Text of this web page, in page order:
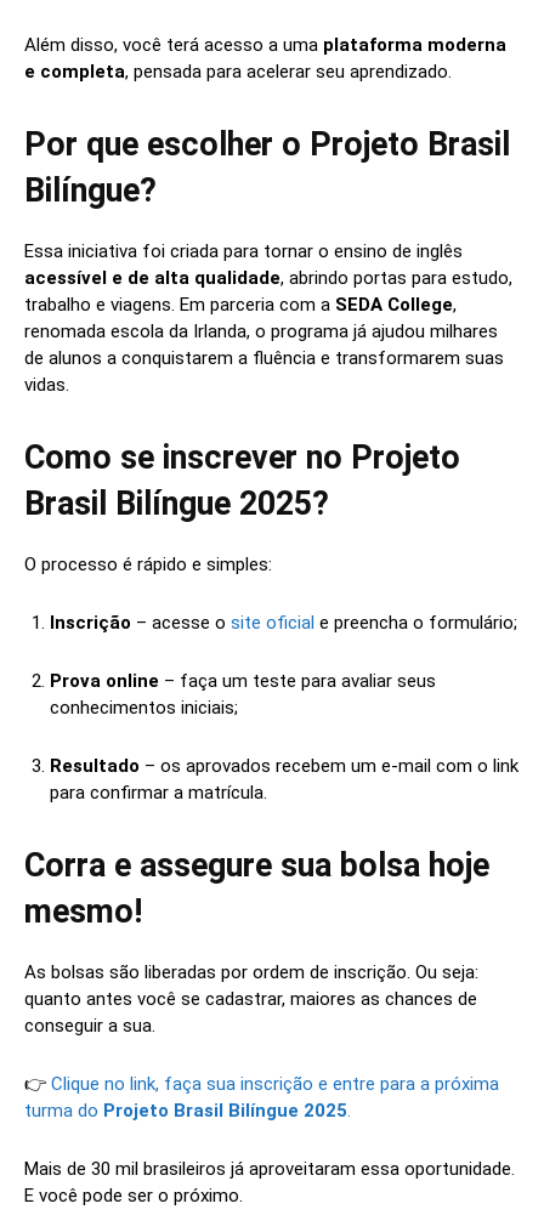
Além disso, você terá acesso a uma plataforma moderna
e completa, pensada para acelerar seu aprendizado.
Por que escolher o Projeto Brasil
Bilíngue?
Essa iniciativa foi criada para tornar o ensino de inglês
acessível e de alta qualidade, abrindo portas para estudo,
trabalho e viagens. Em parceria com a SEDA College,
renomada escola da Irlanda, o programa já ajudou milhares
de alunos a conquistarem a fluência e transformarem suas
vidas.
Como se inscrever no Projeto
Brasil Bilíngue 2025?
O processo é rápido e simples:
Inscrição – acesse o site oficial e preencha o formulário;
Prova online – faça um teste para avaliar seus
conhecimentos iniciais;
Resultado – os aprovados recebem um e-mail com o link
para confirmar a matrícula.
Corra e assegure sua bolsa hoje
mesmo!
As bolsas são liberadas por ordem de inscrição. Ou seja:
quanto antes você se cadastrar, maiores as chances de
conseguir a sua.
👉 Clique no link, faça sua inscrição e entre para a próxima
turma do Projeto Brasil Bilíngue 2025.
Mais de 30 mil brasileiros já aproveitaram essa oportunidade.
E você pode ser o próximo.